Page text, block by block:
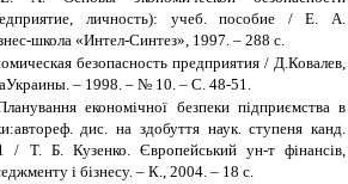
личность): учеб. пособие / Е. А.
школа «Интел-Синтез», 1997. – 288 с.
безопасность предприятия / Д.Ковалев,
– 1998. – № 10. – С. 48-51.
економічної безпеки підприємства в
дис. на здобуття наук. ступеня канд.
/ Т. Б. Кузенко. Європейський ун-т фінансів,
і бізнесу. – К., 2004. – 18 с.